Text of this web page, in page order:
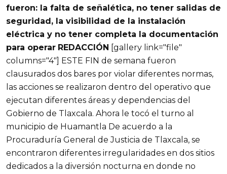
fueron: la falta de señalética, no tener salidas de
seguridad, la visibilidad de la instalación
eléctrica y no tener completa la documentación
para operar REDACCIÓN [gallery link="file"
columns="4"] ESTE FIN de semana fueron
clausurados dos bares por violar diferentes normas,
las acciones se realizaron dentro del operativo que
ejecutan diferentes áreas y dependencias del
Gobierno de Tlaxcala. Ahora le tocó el turno al
municipio de Huamantla De acuerdo a la
Procuraduría General de Justicia de Tlaxcala, se
encontraron diferentes irregularidades en dos sitios
dedicados a la diversión nocturna en donde no